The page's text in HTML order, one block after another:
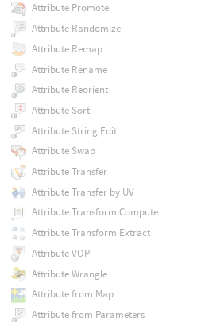
Attribute Promote
Attribute Randomize
Attribute Remap
Attribute Rename
Attribute Reorient
Attribute Sort
Attribute String Edit
Attribute Swap
Attribute Transfer
Attribute Transfer by UV
Attribute Transform Compute
Attribute Transform Extract
Attribute VOP
Attribute Wrangle
Attribute from Map
Attribute from Parameters